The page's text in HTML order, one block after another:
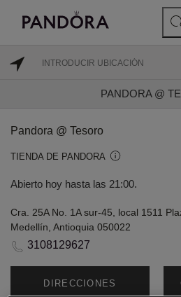
PANDORA @
Pandora @ Tesoro
TIENDA DE PANDORA
Abierto hoy hasta las 21:00.
Cra. 25A No. 1A sur-45, local 1511
Medellín, Antioquia 050022
3108129627
DIRECCIONES